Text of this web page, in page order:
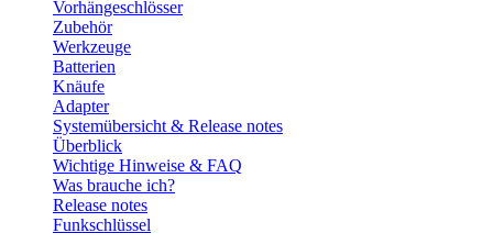
Vorhängeschlösser
Zubehör
Werkzeuge
Batterien
Knäufe
Adapter
Systemübersicht & Release notes
Überblick
Wichtige Hinweise & FAQ
Was brauche ich?
Release notes
Funkschlüssel